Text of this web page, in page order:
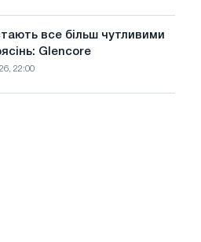
все більш чутливими
Glencore
22:00